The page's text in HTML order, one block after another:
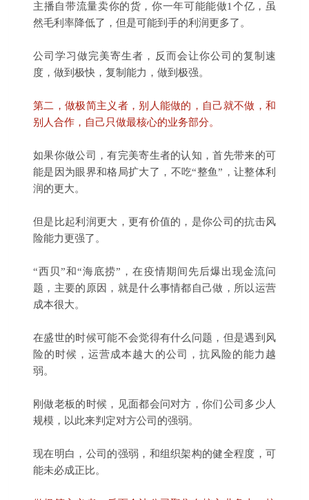
主播自带流量卖你的货，你一年可能能做1个亿，虽
然毛利率降低了，但是可能到手的利润更多了。
公司学习做完美寄生者，反而会让你公司的复制速
度，做到极快，复制能力，做到极强。
第二，做极简主义者，别人能做的，自己就不做，和
别人合作，自己只做最核心的业务部分。
如果你做公司，有完美寄生者的认知，首先带来的可
能是因为眼界和格局扩大了，不吃“整鱼”，让整体利
润的更大。
但是比起利润更大，更有价值的，是你公司的抗击风
险能力更强了。
“西贝”和“海底捞”，在疫情期间先后爆出现金流问
题，主要的原因，就是什么事情都自己做，所以运营
成本很大。
在盛世的时候可能不会觉得有什么问题，但是遇到风
险的时候，运营成本越大的公司，抗风险的能力越
弱。
刚做老板的时候，见面都会问对方，你们公司多少人
规模，以此来判定对方公司的强弱。
现在明白，公司的强弱，和组织架构的健全程度，可
能未必成正比。